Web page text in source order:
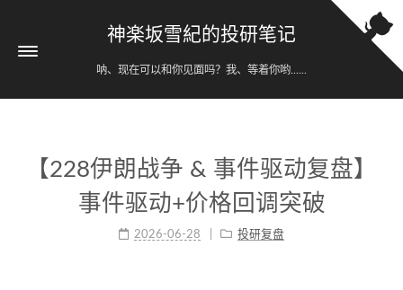
神楽坂雪紀的投研笔记
呐、现在可以和你见面吗？我、等着你哟......
【228伊朗战争 & 事件驱动复盘】
事件驱动+价格回调突破
2026-06-28 投研复盘